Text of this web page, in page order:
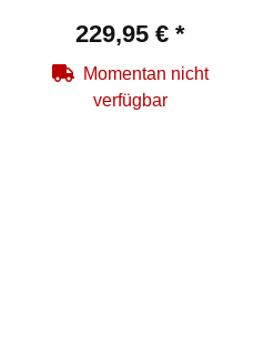
2 - Luftgewehr Kaliber 4,4
mm Rundkugeln (P18)
229,95 € *
Momentan nicht
verfügbar